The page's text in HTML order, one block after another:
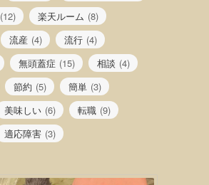
(12) 楽天ルーム (8)
流産 (4) 流行 (4)
無頭蓋症 (15) 相談 (4)
節約 (5) 簡単 (3)
美味しい (6) 転職 (9)
適応障害 (3)